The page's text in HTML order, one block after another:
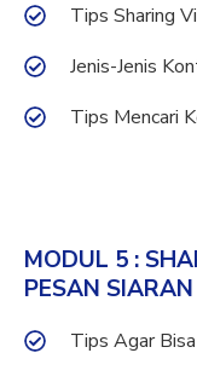
Tips Sharing
Jenis-Jenis
Tips Mencari
MODUL 5 :
PESAN SIARAN
Tips Agar